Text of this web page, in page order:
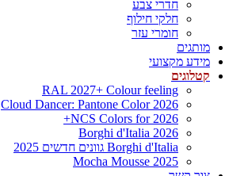
חדרי צבע
חלקי חילוף
חומרי עזר
מותגים
מידע מקצועי
קטלוגים
RAL 2027+ Colour feeling
Cloud Dancer: Pantone Color 2026
NCS Colors for 2026+
Borghi d'Italia 2026
Borghi d'Italia גוונים חדשים 2025
Mocha Mousse 2025